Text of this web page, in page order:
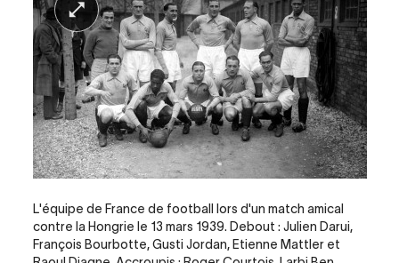
Legende
L'équipe de France de football lors d'un match amical
contre la Hongrie le 13 mars 1939. Debout : Julien Darui,
François Bourbotte, Gusti Jordan, Etienne Mattler et